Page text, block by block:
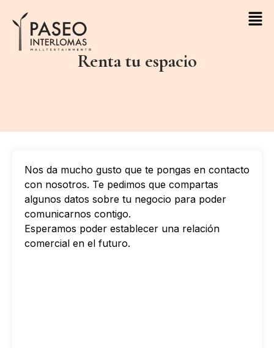
content
Renta tu espacio
Nos da mucho gusto que te pongas en contacto
con nosotros. Te pedimos que compartas
algunos datos sobre tu negocio para poder
comunicarnos contigo.
Esperamos poder establecer una relación
comercial en el futuro.